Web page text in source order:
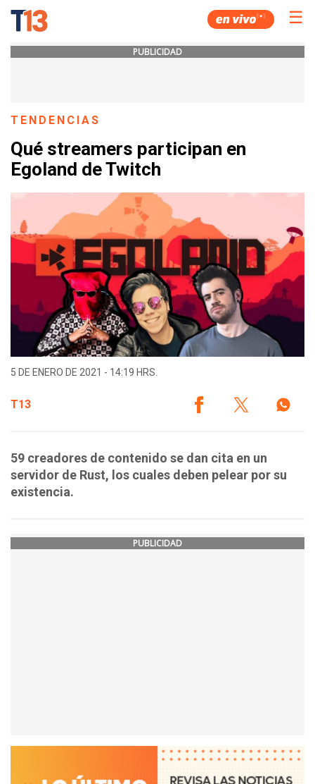
☰
PUBLICIDAD
TENDENCIAS
Qué streamers participan en
Egoland de Twitch
5 DE ENERO DE 2021 - 14:19 HRS.
T13
59 creadores de contenido se dan cita en un
servidor de Rust, los cuales deben pelear por su
existencia.
PUBLICIDAD